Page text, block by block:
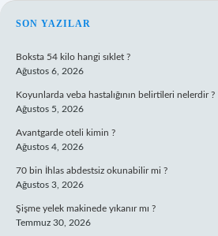
SIDEBAR
SON YAZILAR
Boksta 54 kilo hangi sıklet ?
Ağustos 6, 2026
Koyunlarda veba hastalığının belirtileri nelerdir ?
Ağustos 5, 2026
Avantgarde oteli kimin ?
Ağustos 4, 2026
70 bin İhlas abdestsiz okunabilir mi ?
Ağustos 3, 2026
Şişme yelek makinede yıkanır mı ?
Temmuz 30, 2026